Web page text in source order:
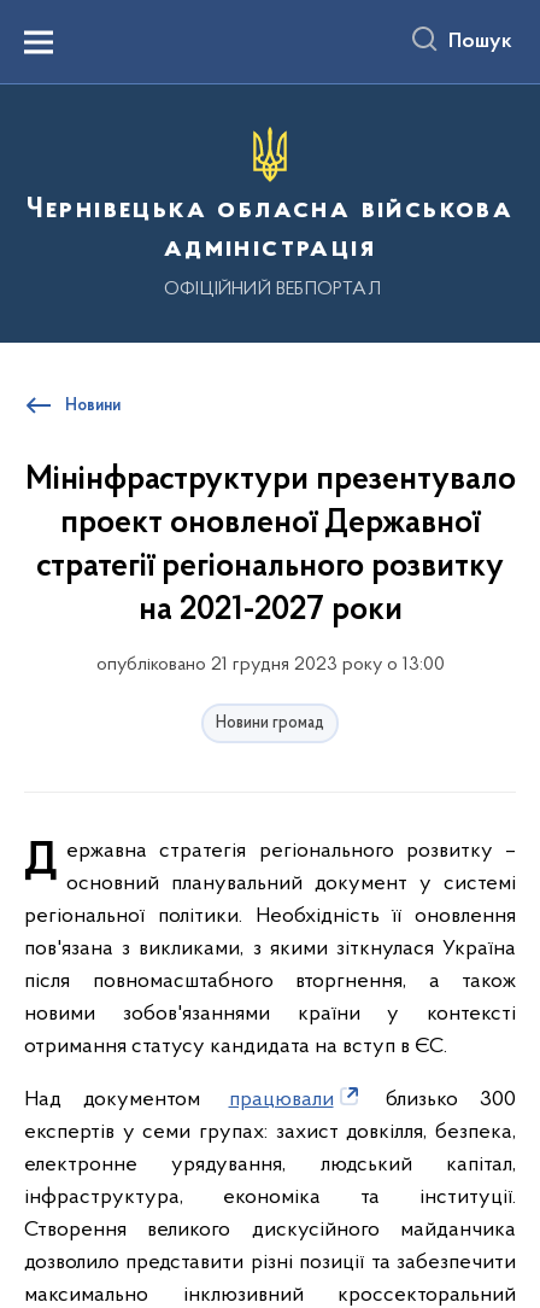
вмістуMenu Пошук
Чернівецька обласна військова
адміністрація
ОФІЦІЙНИЙ ВЕБПОРТАЛ
Новини
Мінінфраструктури презентувало
проект оновленої Державної
стратегії регіонального розвитку
на 2021-2027 роки
опубліковано 21 грудня 2023 року о 13:00
Новини громад
Державна стратегія регіонального розвитку – основний планувальний документ у системі
регіональної політики. Необхідність її оновлення
пов'язана з викликами, з якими зіткнулася Україна
після повномасштабного вторгнення, а також
новими зобов'язаннями країни у контексті
отримання статусу кандидата на вступ в ЄС.
Над документом працювали
близько 300
експертів у семи групах: захист довкілля, безпека,
електронне урядування, людський капітал,
інфраструктура, економіка та інституції.
Створення великого дискусійного майданчика
дозволило представити різні позиції та забезпечити
максимально інклюзивний кроссекторальний